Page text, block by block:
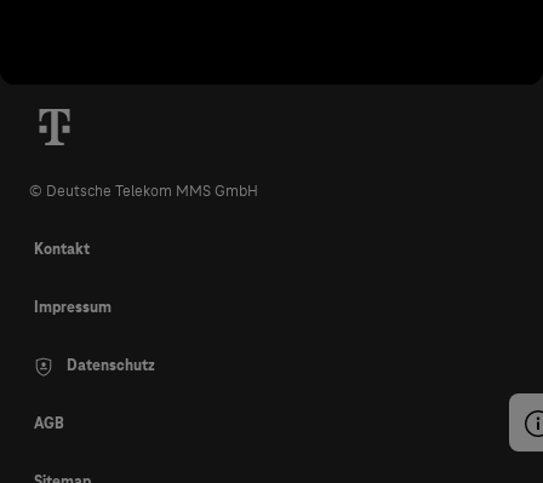
© Deutsche Telekom MMS GmbH
Kontakt
Impressum
Datenschutz
AGB